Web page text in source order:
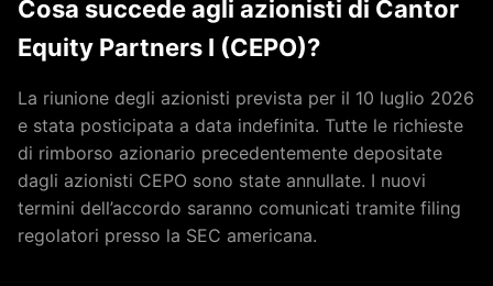
Cosa succede agli azionisti di Cantor
Equity Partners I (CEPO)?
La riunione degli azionisti prevista per il 10 luglio 2026
e stata posticipata a data indefinita. Tutte le richieste
di rimborso azionario precedentemente depositate
dagli azionisti CEPO sono state annullate. I nuovi
termini dell’accordo saranno comunicati tramite filing
regolatori presso la SEC americana.